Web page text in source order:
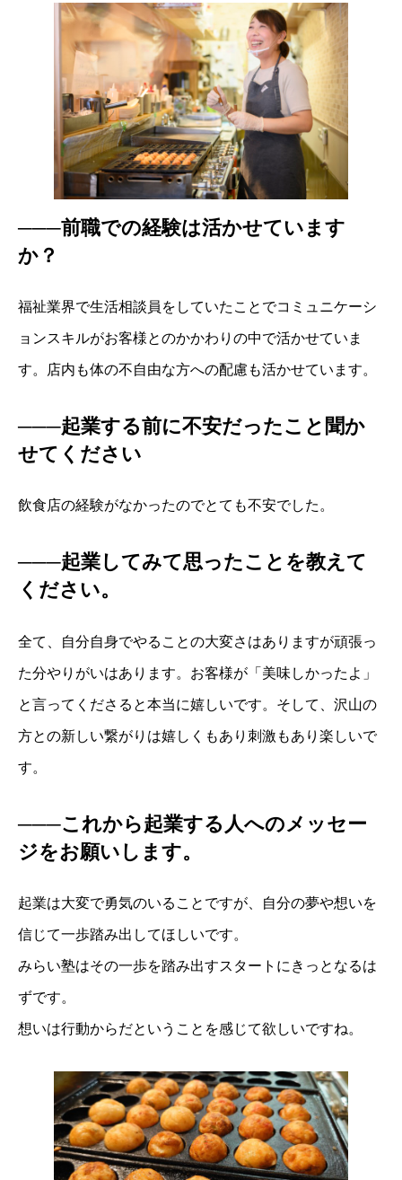
───前職での経験は活かせています
か？
福祉業界で生活相談員をしていたことでコミュニケーシ
ョンスキルがお客様とのかかわりの中で活かせていま
す。店内も体の不自由な方への配慮も活かせています。
───起業する前に不安だったこと聞か
せてください
飲食店の経験がなかったのでとても不安でした。
───起業してみて思ったことを教えて
ください。
全て、自分自身でやることの大変さはありますが頑張っ
た分やりがいはあります。お客様が「美味しかったよ」
と言ってくださると本当に嬉しいです。そして、沢山の
方との新しい繋がりは嬉しくもあり刺激もあり楽しいで
す。
───これから起業する人へのメッセー
ジをお願いします。
起業は大変で勇気のいることですが、自分の夢や想いを
信じて一歩踏み出してほしいです。
みらい塾はその一歩を踏み出すスタートにきっとなるは
ずです。
想いは行動からだということを感じて欲しいですね。